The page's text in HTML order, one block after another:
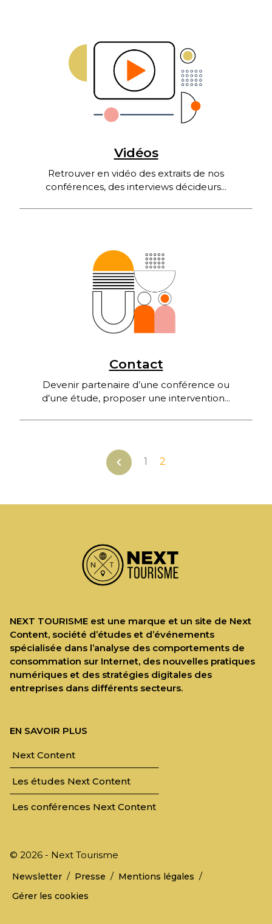
Vidéos
Retrouver en vidéo des extraits de nos
conférences, des interviews décideurs...
Contact
Devenir partenaire d’une conférence ou
d’une étude, proposer une intervention...
chevron_left 1 2
NEXT TOURISME est une marque et un site de Next
Content, société d’études et d’événements
spécialisée dans l’analyse des comportements de
consommation sur Internet, des nouvelles pratiques
numériques et des stratégies digitales des
entreprises dans différents secteurs.
EN SAVOIR PLUS
Next Content
Les études Next Content
Les conférences Next Content
© 2026 - Next Tourisme
Newsletter / Presse / Mentions légales /
Gérer les cookies